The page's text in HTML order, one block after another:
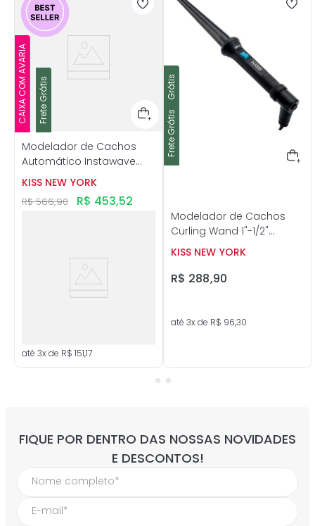
Frete Grátis
CAIXA COM AVARIA Frete Grátis
Modelador de Cachos
Automático Instawave
Bivolt - Kiss New York
KISS NEW YORK
R$ 566,90 R$ 453,52
até 3x de R$ 151,17
Frete Grátis
Frete Grátis
Modelador de Cachos
Curling Wand 1"-1/2"
Cônico - Kiss New York
KISS NEW YORK
R$ 288,90
até 3x de R$ 96,30
FIQUE POR DENTRO DAS NOSSAS NOVIDADES
E DESCONTOS!